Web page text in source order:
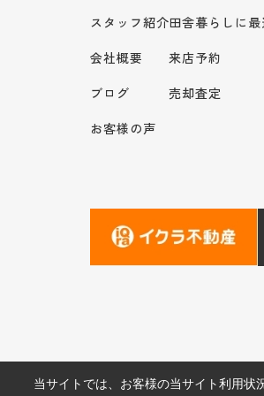
スタッフ紹介
会社概要
ブログ
お客様の声
田舎暮らしに
来店予約
売却査定
当サイトでは、お客様の当サイト利用状